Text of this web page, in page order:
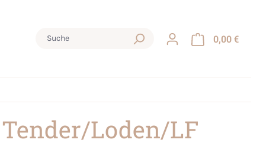
0,00 €
Loden/LF